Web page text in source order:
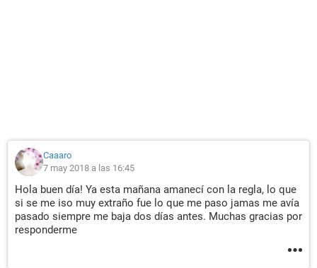
Caaaro
7 may 2018 a las 16:45
Hola buen día! Ya esta mañana amanecí con la regla, lo que
si se me iso muy extraño fue lo que me paso jamas me avía
pasado siempre me baja dos días antes. Muchas gracias por
responderme